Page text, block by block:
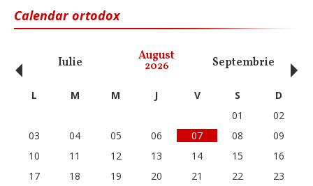
Calendar ortodox
Iulie August
2026 Septembrie
‹ L M M J V S
D
01
02
03
04 05 06 07 08
09
10
11 12 13 14 15
16
17
18 19 20 21 22
23